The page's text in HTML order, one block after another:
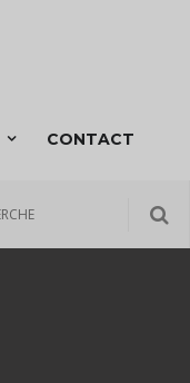
CONTACT